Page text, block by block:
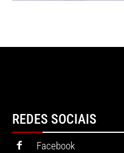
REDES SOCIAIS
Facebook